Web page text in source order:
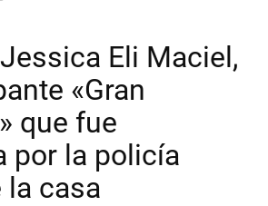
MUNICIPALEli Maciel,
«Gran
que fue
por la policía
la casa